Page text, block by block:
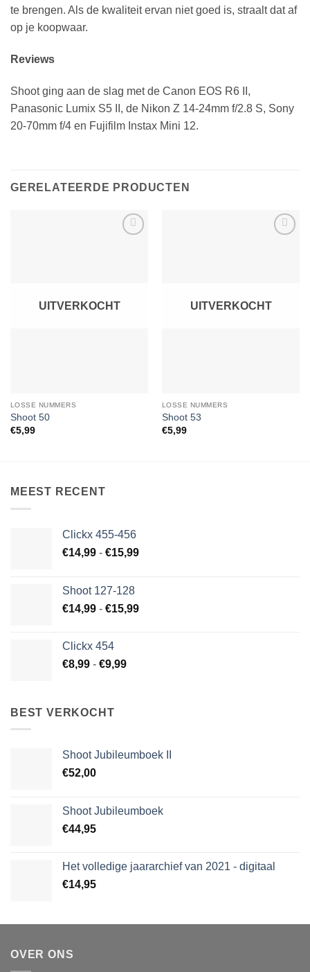
te brengen. Als de kwaliteit ervan niet goed is, straalt dat af
op je koopwaar.
Reviews
Shoot ging aan de slag met de Canon EOS R6 II,
Panasonic Lumix S5 II, de Nikon Z 14-24mm f/2.8 S, Sony
20-70mm f/4 en Fujifilm Instax Mini 12.
GERELATEERDE PRODUCTEN
UITVERKOCHT
LOSSE NUMMERS
Shoot 50
€5,99
UITVERKOCHT
LOSSE NUMMERS
Shoot 53
€5,99
MEEST RECENT
Clickx 455-456
€14,99 - €15,99Prijsklasse:
Shoot 127-128
€14,99 - €15,99Prijsklasse:
Clickx 454
€8,99 - €9,99Prijsklasse:
BEST VERKOCHT
Shoot Jubileumboek II
€52,00
Shoot Jubileumboek
€44,95
Het volledige jaararchief van 2021 - digitaal
€14,95
OVER ONS